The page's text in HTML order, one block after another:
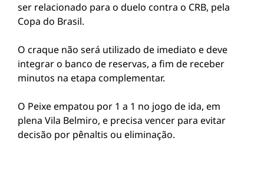
ser relacionado para o duelo contra o CRB, pela
Copa do Brasil.
O craque não será utilizado de imediato e deve
integrar o banco de reservas, a fim de receber
minutos na etapa complementar.
O Peixe empatou por 1 a 1 no jogo de ida, em
plena Vila Belmiro, e precisa vencer para evitar
decisão por pênaltis ou eliminação.